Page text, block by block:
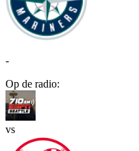
-
Op de radio:
vs